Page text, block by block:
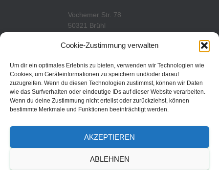
Cookie-Zustimmung verwalten
Um dir ein optimales Erlebnis zu bieten, verwenden wir Technologien wie
Cookies, um Geräteinformationen zu speichern und/oder darauf
zuzugreifen. Wenn du diesen Technologien zustimmst, können wir Daten
wie das Surfverhalten oder eindeutige IDs auf dieser Website verarbeiten.
Wenn du deine Zustimmung nicht erteilst oder zurückziehst, können
bestimmte Merkmale und Funktionen beeinträchtigt werden.
AKZEPTIEREN
ABLEHNEN
Vochemer Str. 78
50321 Brühl
www.tcfredenbruch.de
DATENSCHUTZORDUNG